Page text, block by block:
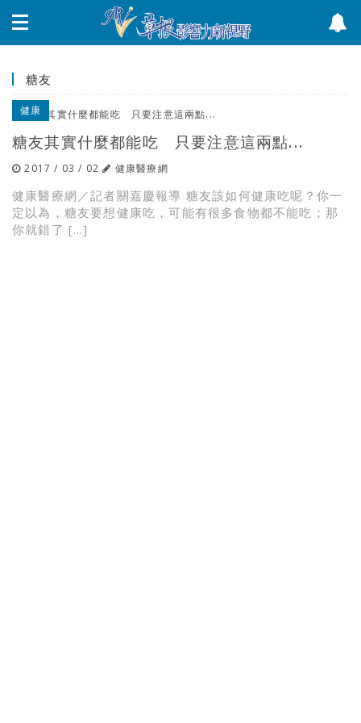
糖友
健康
糖友其實什麼都能吃 只要注意這兩點...
2017 / 03 / 02 健康醫療網
健康醫療網／記者關嘉慶報導 糖友該如何健康吃呢？你一
定以為，糖友要想健康吃，可能有很多食物都不能吃；那
你就錯了 […]